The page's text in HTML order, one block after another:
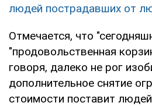
людей пострадавших от
Отмечается, что
"продовольственная
говоря, далеко не рог
дополнительное снятие
стоимости поставит